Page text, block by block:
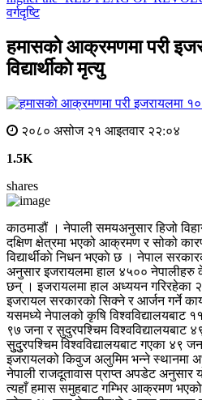
वर्गदृष्टि
हमासकाे आक्रमणमा परी
विद्यार्थीकाे मृत्यु
२०८० असोज २१ आइतवार २२:०४
1.5K
shares
काठमाडौं । नेपाली समयअनुसार हिजो
दक्षिण क्षेत्रमा भएको आक्रमण र सोको
विद्यार्थीकाे निधन भएकाे छ । नेपाल
अनुसार इजरायलमा हाल ४५०० नेपालीहरु
छन् । इजरायलमा हाल अध्ययन गरिरहेका
इजरायल सरकारको सिक्ने र आर्जन गर्ने
यसमध्ये नेपालको कृषि विश्वविद्यालयबाट
९७ जना र सुदुरपश्चिम विश्वविद्यालयबाट
सुुदुुरपश्चिम विश्वविद्यालयबाट गएका ४९
इजरायलको किवुज अलुमिम भन्ने स्थानमा
नेपाली राजदूतावास प्राप्त अपडेट अनुसार
त्यहाँ हमास समुहबाट गम्भिर आक्रमण